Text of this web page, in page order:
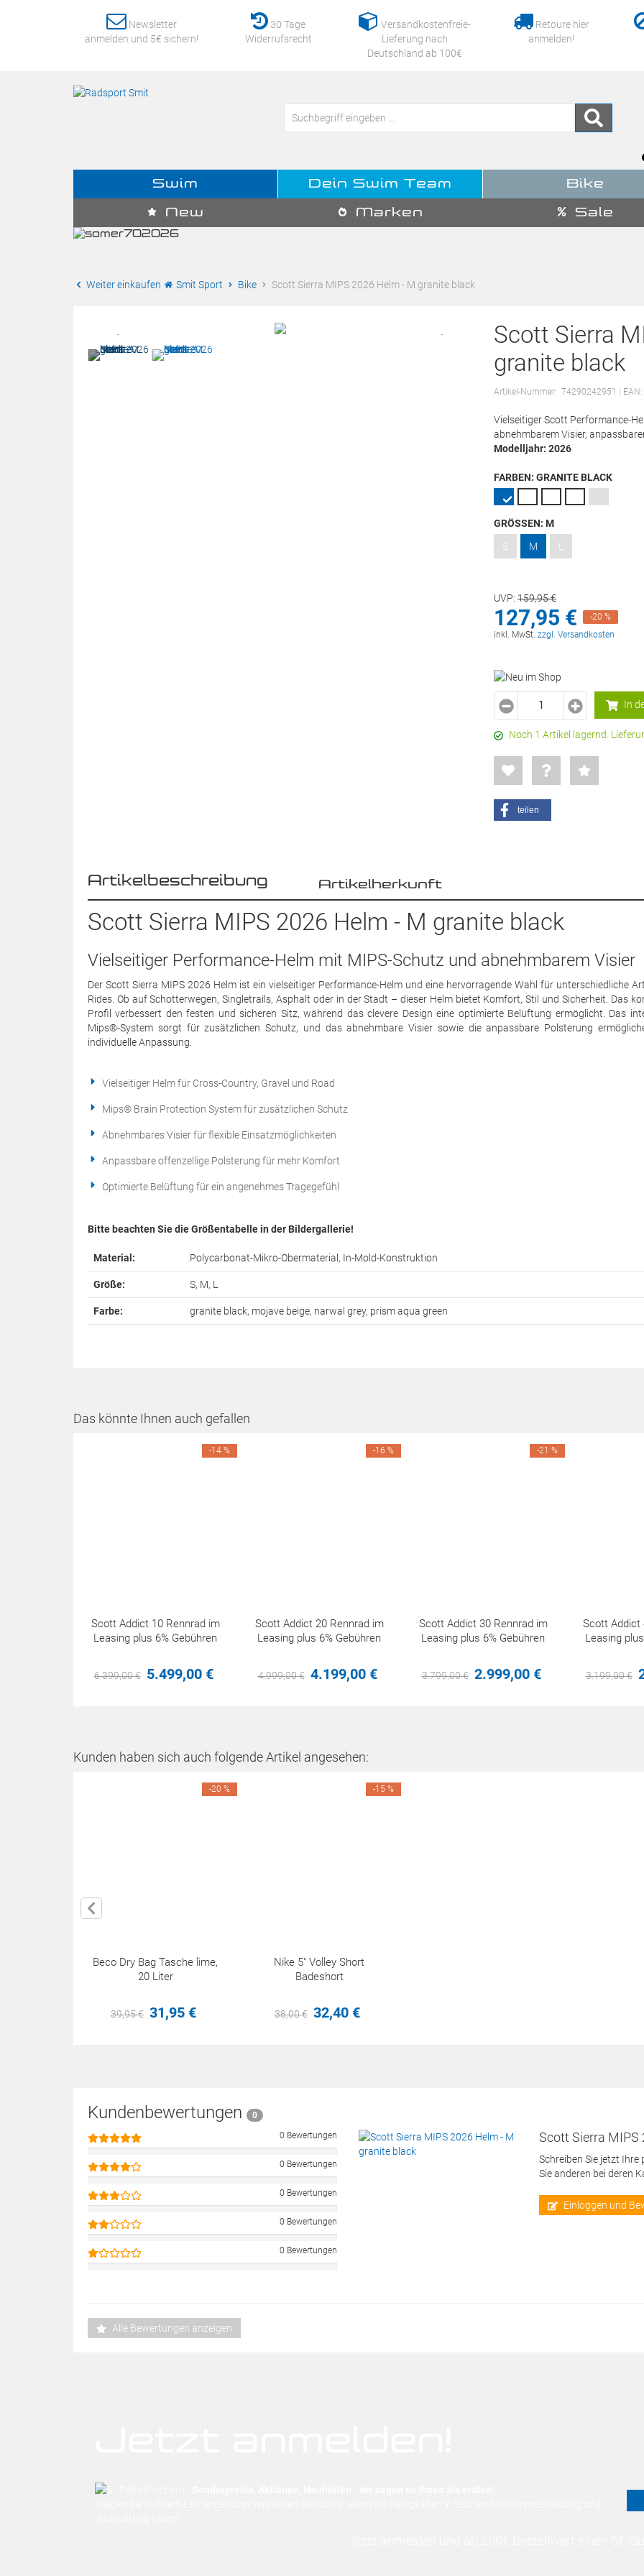
Newsletter
anmelden und 5€ sichern!
30 Tage
Widerrufsrecht
Versandkostenfreie-
Lieferung nach
Deutschland ab 100€
Retoure hier
anmelden!
Swim Dein Swim Team Bike
New Marken Sale
Weiter einkaufen Smit Sport Bike Scott Sierra MIPS 2026 Helm - M granite black
Scott Sierra
granite black
Artikel-Nummer: 74290242951 |
Vielseitiger Scott Performance-
abnehmbarem Visier,
Modelljahr: 2026
FARBEN: GRANITE BLACK
GRÖSSEN: M
S
M
UVP: 159,95€
127,95 €
-20 %
inkl. MwSt. zzgl. Versandkosten
In
Noch 1 Artikel lagernd.
teilen
Artikelbeschreibung Artikelherkunft
Scott Sierra MIPS 2026 Helm - M granite black
Vielseitiger Performance-Helm mit MIPS-Schutz und abnehmbarem Visier
Der Scott Sierra MIPS 2026 Helm ist ein vielseitiger Performance-Helm und eine hervorragende Wahl für unterschiedliche
Rides. Ob auf Schotterwegen, Singletrails, Asphalt oder in der Stadt – dieser Helm bietet Komfort, Stil und Sicherheit. Das
Profil verbessert den festen und sicheren Sitz, während das clevere Design eine optimierte Belüftung ermöglicht. Das
Mips®-System sorgt für zusätzlichen Schutz, und das abnehmbare Visier sowie die anpassbare Polsterung
individuelle Anpassung.
Vielseitiger Helm für Cross-Country, Gravel und Road
Mips® Brain Protection System für zusätzlichen Schutz
Abnehmbares Visier für flexible Einsatzmöglichkeiten
Anpassbare offenzellige Polsterung für mehr Komfort
Optimierte Belüftung für ein angenehmes Tragegefühl
Bitte beachten Sie die Größentabelle in der Bildergallerie!
Material: Polycarbonat-Mikro-Obermaterial, In-Mold-Konstruktion
Größe: S, M, L
Farbe: granite black, mojave beige, narwal grey, prism aqua green
Das könnte Ihnen auch gefallen
Scott Addict 10 Rennrad im
Leasing plus 6% Gebühren
6.399,00€ 5.499,00 €
-14 %
Scott Addict 20 Rennrad im
Leasing plus 6% Gebühren
4.999,00€ 4.199,00 €
-16 %
Scott Addict 30 Rennrad im
Leasing plus 6% Gebühren
3.799,00€ 2.999,00 €
-21 %
Scott Addict
Leasing
3.199,00€
Kunden haben sich auch folgende Artikel angesehen:
Beco Dry Bag Tasche lime,
20 Liter
39,95€ 31,95 €
-20 %
Nike 5" Volley Short
Badeshort
38,00€ 32,40 €
-15 %
Kundenbewertungen
0
0 Bewertungen
0 Bewertungen
0 Bewertungen
0 Bewertungen
0 Bewertungen
Scott Sierra MIPS
Schreiben Sie jetzt
Sie anderen bei deren
Einloggen und
Alle Bewertungen anzeigen